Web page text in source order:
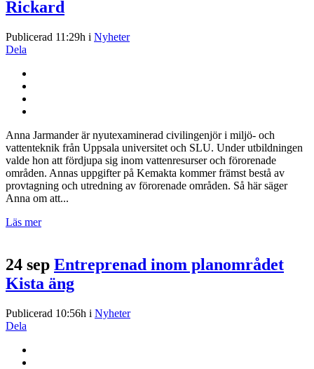
Rickard
Publicerad 11:29h i Nyheter
Dela
Anna Jarmander är nyutexaminerad civilingenjör i miljö- och
vattenteknik från Uppsala universitet och SLU. Under utbildningen
valde hon att fördjupa sig inom vattenresurser och förorenade
områden. Annas uppgifter på Kemakta kommer främst bestå av
provtagning och utredning av förorenade områden. Så här säger
Anna om att...
Läs mer
24 sep Entreprenad inom planområdet
Kista äng
Publicerad 10:56h i Nyheter
Dela